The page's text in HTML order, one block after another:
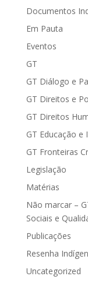
Documentos
Em Pauta
Eventos
GT
GT Diálogo e
GT Direitos e
GT Direitos
GT Educação e
GT Fronteiras
Legislação
Matérias
Não marcar –
Sociais e
Publicações
Resenha
Uncategorized